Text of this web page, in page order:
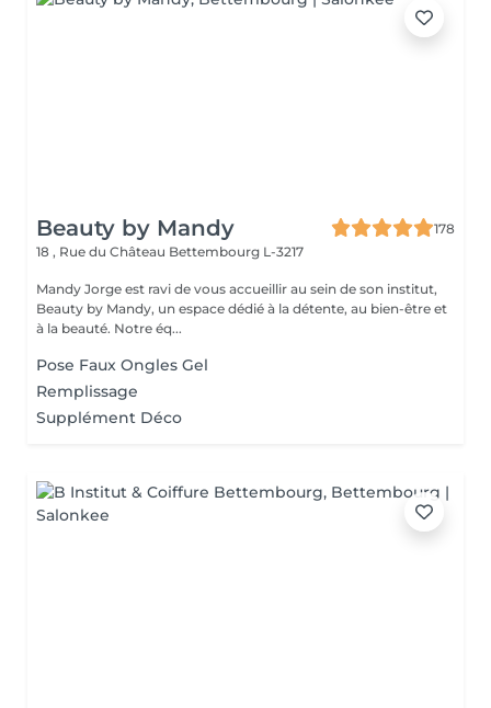
Beauty by Mandy
178
18 , Rue du Château Bettembourg L-3217
Mandy Jorge est ravi de vous accueillir au sein de son institut,
Beauty by Mandy, un espace dédié à la détente, au bien-être et
à la beauté. Notre éq...
Pose Faux Ongles Gel
Remplissage
Supplément Déco